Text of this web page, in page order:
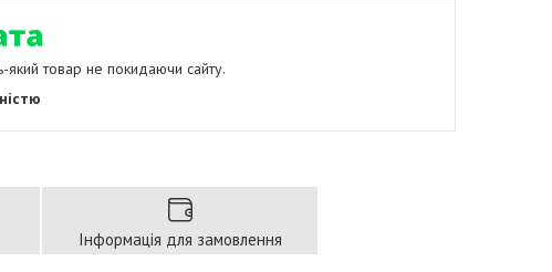
який товар не покидаючи сайту.
Інформація для замовлення